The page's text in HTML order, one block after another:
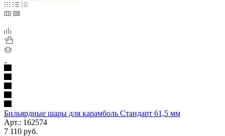
Бильярдные шары для карамболь Стандарт 61,5 мм
Арт.: 162574
7 110 руб.